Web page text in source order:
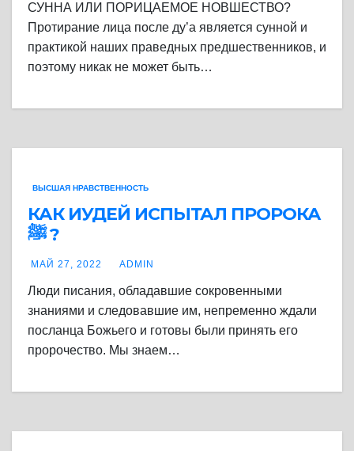
СУННА ИЛИ ПОРИЦАЕМОЕ НОВШЕСТВО?
Протирание лица после ду’а является сунной и
практикой наших праведных предшественников, и
поэтому никак не может быть…
ВЫСШАЯ НРАВСТВЕННОСТЬ
КАК ИУДЕЙ ИСПЫТАЛ ПРОРОКА
ﷺ ?
МАЙ 27, 2022 ADMIN
Люди писания, обладавшие сокровенными
знаниями и следовавшие им, непременно ждали
посланца Божьего и готовы были принять его
пророчество. Мы знаем…